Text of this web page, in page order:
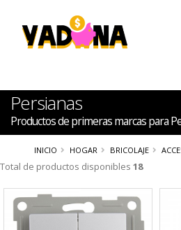
Persianas
Productos de primeras marcas para
INICIO HOGAR BRICOLAJE
Total de productos disponibles 18